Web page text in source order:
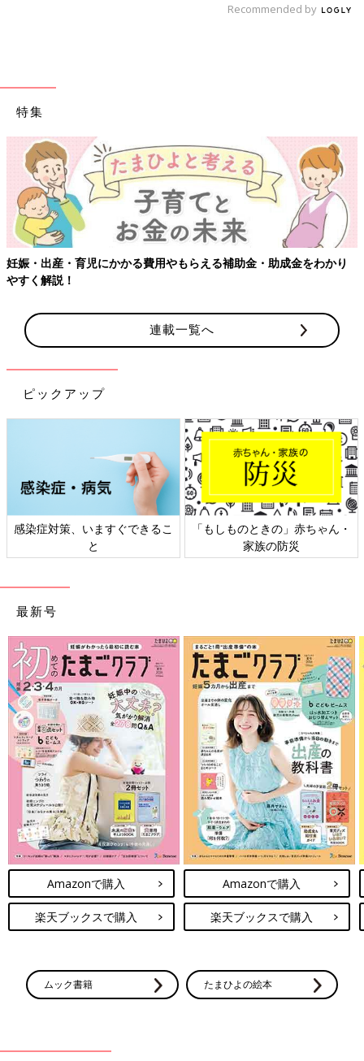
Recommended by
特集
妊娠・出産・育児にかかる費用やもらえる補助金・助成金をわかり
やすく解説！
連載一覧へ
ピックアップ
感染症対策、いますぐできるこ
と
「もしものときの」赤ちゃん・
家族の防災
最新号
Amazonで購入
楽天ブックスで購入
Amazonで購入
楽天ブックスで購入
ムック書籍 たまひよの絵本